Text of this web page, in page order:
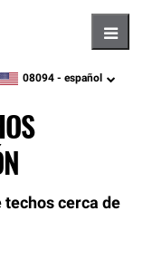
zipcode,language
08094 - español
cerca de